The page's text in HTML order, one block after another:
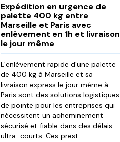
Expédition en urgence de
palette 400 kg entre
Marseille et Paris avec
enlèvement en 1h et livraison
le jour même
L’enlèvement rapide d’une palette
de 400 kg à Marseille et sa
livraison express le jour même à
Paris sont des solutions logistiques
de pointe pour les entreprises qui
nécessitent un acheminement
sécurisé et fiable dans des délais
ultra-courts. Ces prest...